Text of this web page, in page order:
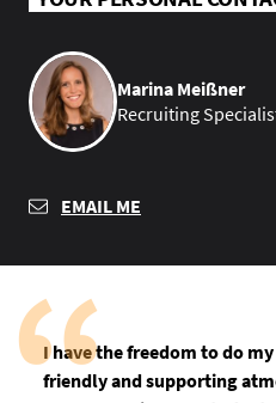
Marina Meißner
Recruiting
EMAIL ME
I have the freedom to do
friendly and supporting